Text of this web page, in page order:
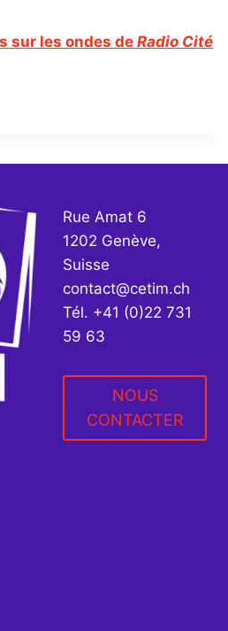
sur les ondes de Radio Cité
Rue Amat 6
1202 Genève,
Suisse
contact@cetim.ch
Tél. +41 (0)22 731
59 63
NOUS
CONTACTER